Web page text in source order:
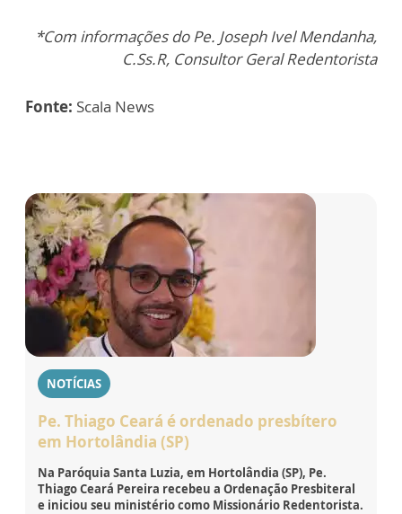
*Com informações do Pe. Joseph Ivel Mendanha,
C.Ss.R, Consultor Geral Redentorista
Fonte: Scala News
NOTÍCIAS
Pe. Thiago Ceará é ordenado presbítero
em Hortolândia (SP)
Na Paróquia Santa Luzia, em Hortolândia (SP), Pe.
Thiago Ceará Pereira recebeu a Ordenação Presbiteral
e iniciou seu ministério como Missionário Redentorista.